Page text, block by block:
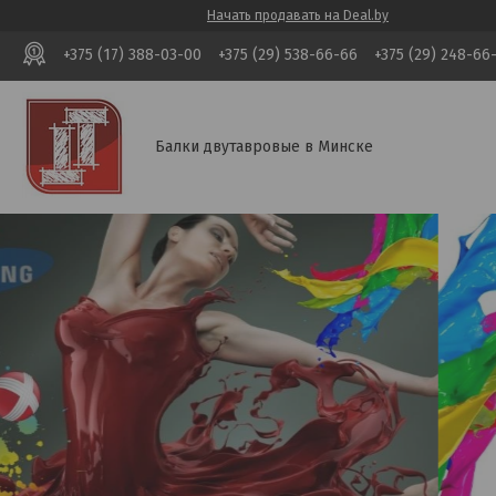
Начать продавать на Deal.by
+375 (17) 388-03-00 +375 (29) 538-66-66 +375 (29) 248-
Балки двутавровые в Минске